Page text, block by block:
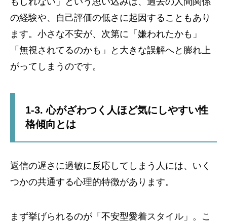
の経験や、自己評価の低さに起因することもあり
ます。小さな不安が、次第に「嫌われたかも」
「無視されてるのかも」と大きな誤解へと膨れ上
がってしまうのです。
1-3. 心がざわつく人ほど気にしやすい性
格傾向とは
返信の遅さに過敏に反応してしまう人には、いく
つかの共通する心理的特徴があります。
まず挙げられるのが「不安型愛着スタイル」。こ